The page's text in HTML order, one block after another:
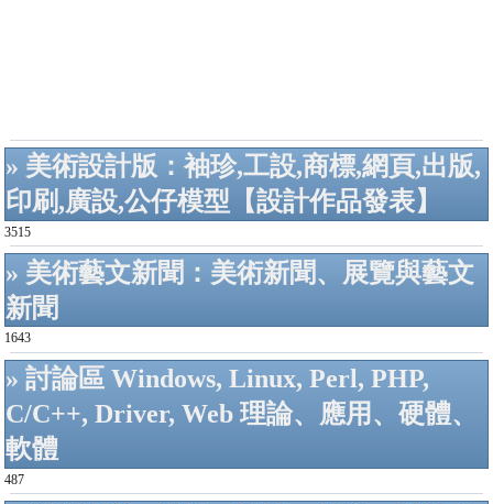
» 美術設計版：袖珍,工設,商標,網頁,出版,
印刷,廣設,公仔模型【設計作品發表】
3515
» 美術藝文新聞：美術新聞、展覽與藝文
新聞
1643
» 討論區 Windows, Linux, Perl, PHP,
C/C++, Driver, Web 理論、應用、硬體、
軟體
487